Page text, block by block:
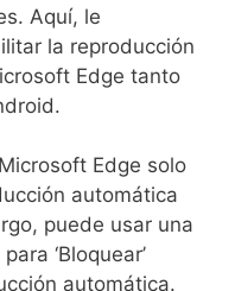
Aquí, le
la reproducción
Edge tanto
Edge solo
automática
puede usar una
‘Bloquear’
automática.